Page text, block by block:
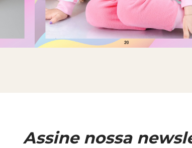
Assine nossa